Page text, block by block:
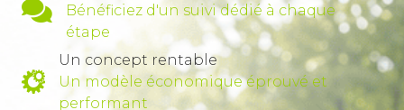
Réponse à un enjeu
environnemental
00:41
16
Réduction d'impact ou
transformation du modèle ?
00:49
Bénéficiez d'un suivi dédié à chaque
étape
Un concept rentable
Un modèle économique éprouvé et
performant